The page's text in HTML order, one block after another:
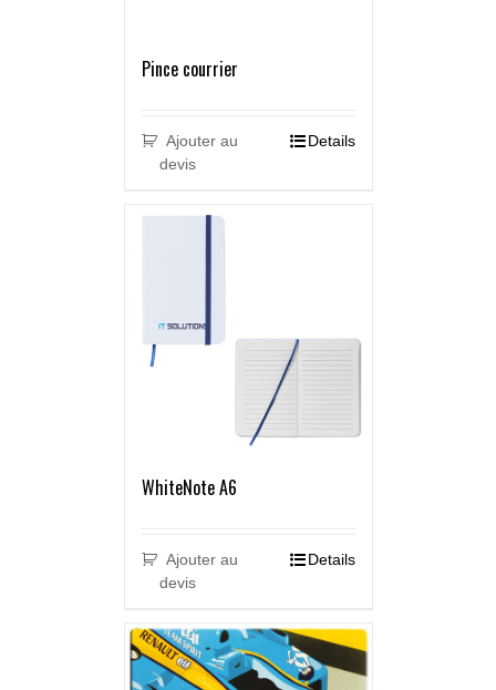
Pince courrier
Ajouter au
devis
Details
WhiteNote A6
Ajouter au
devis
Details